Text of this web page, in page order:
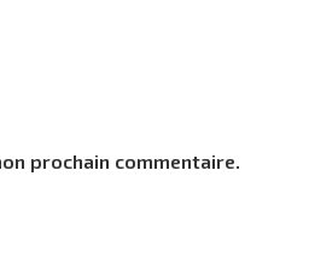
prochain commentaire.